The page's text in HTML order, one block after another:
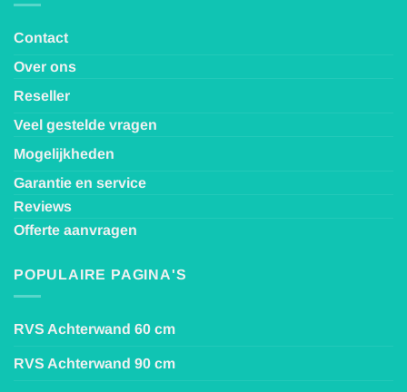
Contact
Over ons
Reseller
Veel gestelde vragen
Mogelijkheden
Garantie en service
Reviews
Offerte aanvragen
POPULAIRE PAGINA'S
RVS Achterwand 60 cm
RVS Achterwand 90 cm